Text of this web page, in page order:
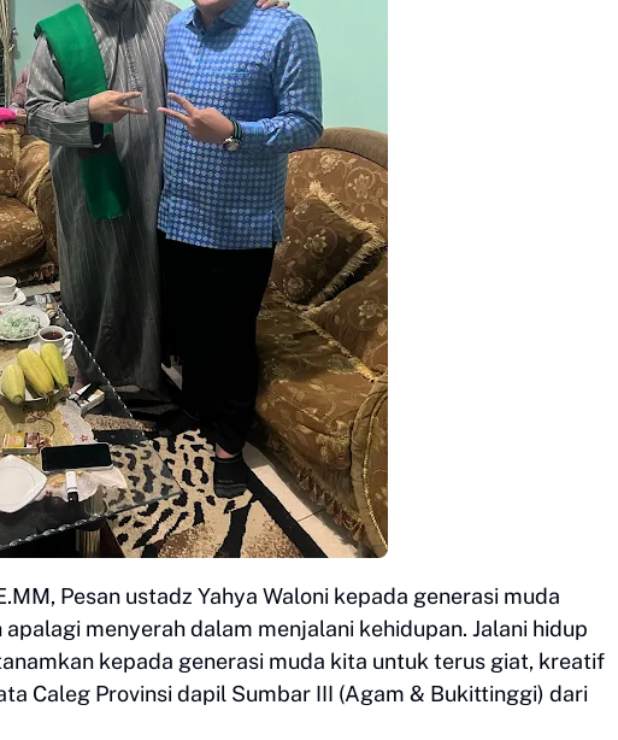
Pesan ustadz Yahya Waloni kepada generasi muda
menyerah dalam menjalani kehidupan. Jalani hidup
kepada generasi muda kita untuk terus giat, kreatif
Caleg Provinsi dapil Sumbar III (Agam & Bukittinggi) dari